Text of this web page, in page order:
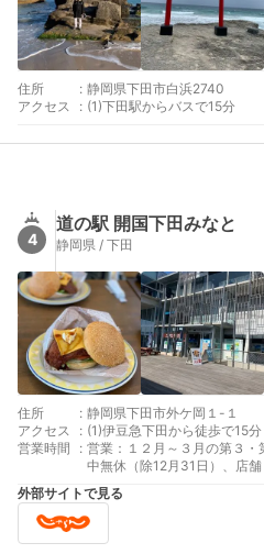
住所 : 静岡県下田市白浜2740
アクセス
: (1)下田駅からバスで15分
4
道の駅 開国下田みなと
静岡県 / 下田
住所 : 静岡県下田市外ケ岡１-１
アクセス
: (1)伊豆急下田から徒歩で15分
営業時間
: 営業：１２月～３月の第３
中無休（除12月31日）、店
外部サイトで見る